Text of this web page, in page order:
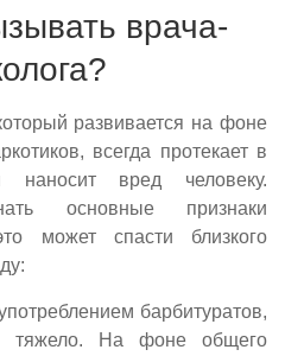
врача-
развивается на фоне
всегда протекает в
вред человеку.
основные признаки
может спасти близкого
барбитуратов,
тяжело. На фоне общего